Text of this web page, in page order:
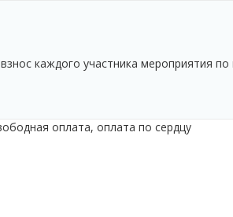
каждого участника мероприятия
оплата, оплата по сердцу